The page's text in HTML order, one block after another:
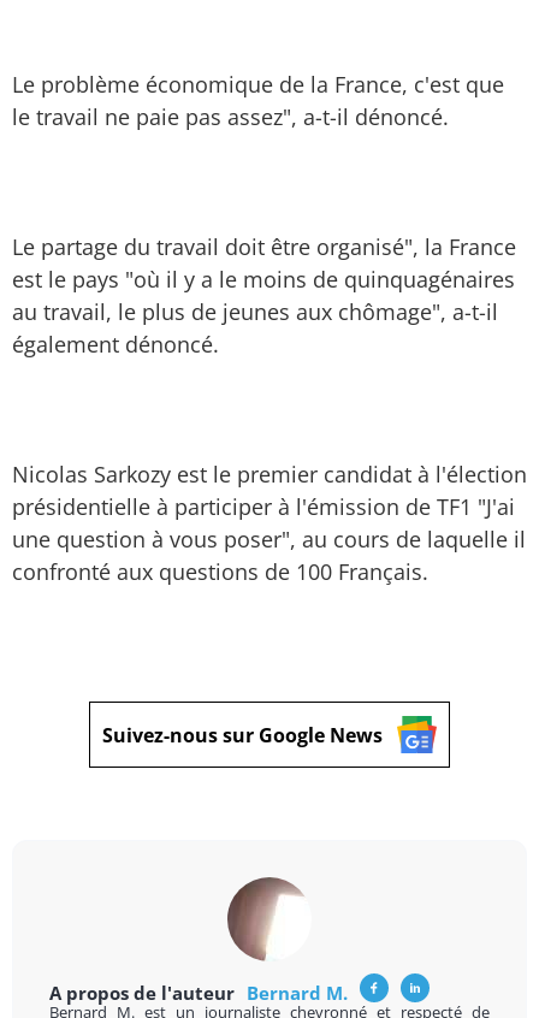
Le problème économique de la France, c'est que
le travail ne paie pas assez", a-t-il dénoncé.
Le partage du travail doit être organisé", la France
est le pays "où il y a le moins de quinquagénaires
au travail, le plus de jeunes aux chômage", a-t-il
également dénoncé.
Nicolas Sarkozy est le premier candidat à l'élection
présidentielle à participer à l'émission de TF1 "J'ai
une question à vous poser", au cours de laquelle il
confronté aux questions de 100 Français.
Suivez-nous sur Google News
A propos de l'auteur Bernard M.
Bernard M. est un journaliste chevronné et respecté de